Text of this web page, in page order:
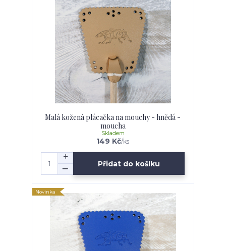
Malá kožená plácačka na mouchy - hnědá -
moucha
149 Kč/ks
Skladem
Přidat do košíku
Novinka